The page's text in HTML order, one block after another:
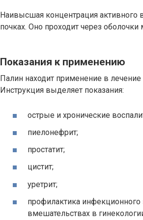
Наивысшая концентрация активного
почках. Оно проходит через
Показания к применению
Палин находит применение в лечение
Инструкция выделяет показания:
острые и хронические
пиелонефрит;
простатит;
цистит;
уретрит;
профилактика
вмешательствах в